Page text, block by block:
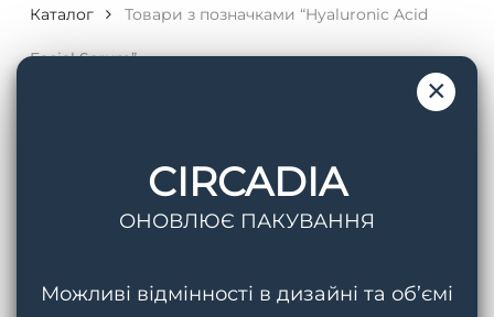
Каталог Товари з позначками “Hyaluronic Acid
Facial Serum”
×
CIRCADIA
ОНОВЛЮЄ ПАКУВАННЯ
Можливі відмінності в дизайні та об’ємі